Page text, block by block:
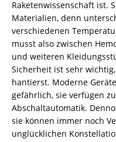
Raketenwissenschaft ist.
Materialien, denn
verschiedenen
musst also zwischen
und weiteren
Sicherheit ist sehr
hantierst. Moderne
gefährlich, sie verfügen
Abschaltautomatik.
sie können immer noch
unglücklichen